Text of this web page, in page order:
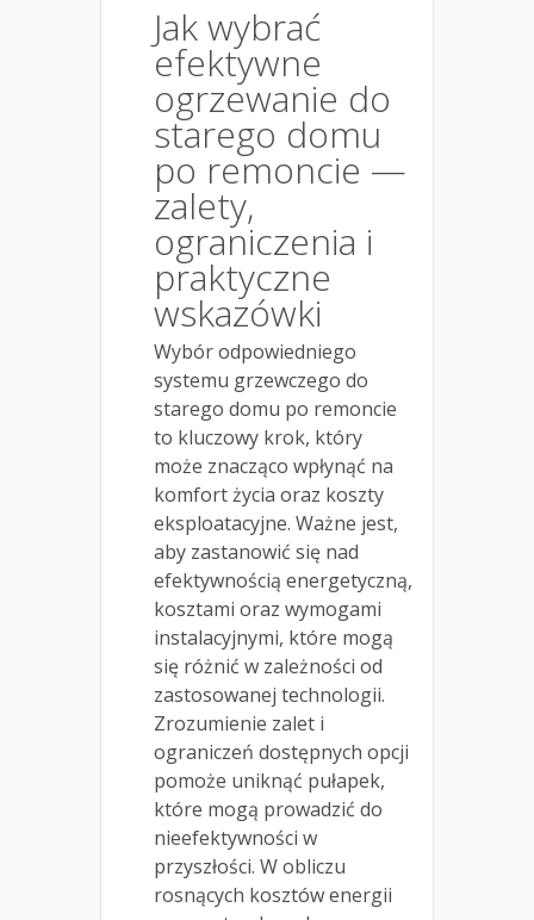
Jak wybrać
efektywne
ogrzewanie do
starego domu
po remoncie —
zalety,
ograniczenia i
praktyczne
wskazówki
Wybór odpowiedniego
systemu grzewczego do
starego domu po remoncie
to kluczowy krok, który
może znacząco wpłynąć na
komfort życia oraz koszty
eksploatacyjne. Ważne jest,
aby zastanowić się nad
efektywnością energetyczną,
kosztami oraz wymogami
instalacyjnymi, które mogą
się różnić w zależności od
zastosowanej technologii.
Zrozumienie zalet i
ograniczeń dostępnych opcji
pomoże uniknąć pułapek,
które mogą prowadzić do
nieefektywności w
przyszłości. W obliczu
rosnących kosztów energii